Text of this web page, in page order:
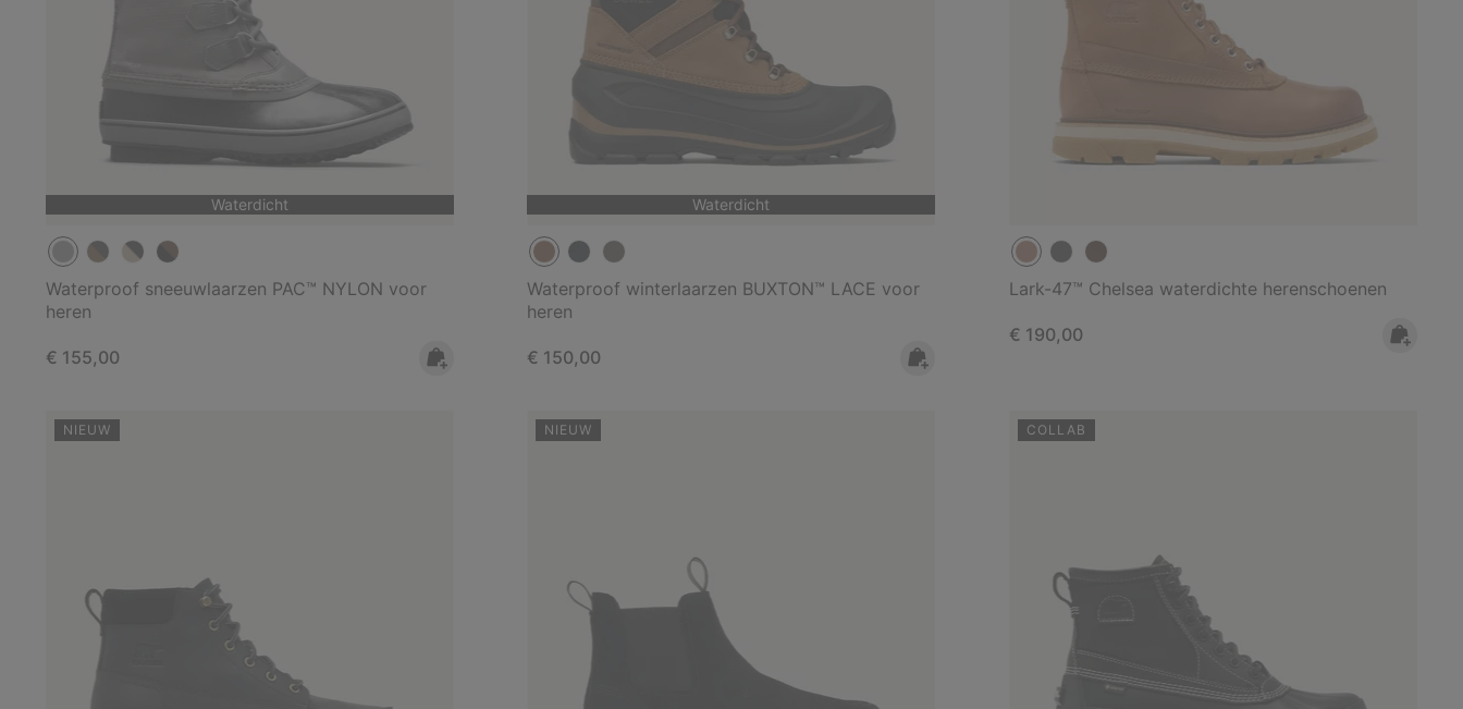
Waterdicht
Waterproof sneeuwlaarzen PAC™ NYLON voor
heren
Regular price:
€ 155,00
Waterdicht
Waterproof winterlaarzen BUXTON™ LACE voor
heren
Regular price:
€ 150,00
Lark-47™ Chelsea waterdichte herenschoenen
Regular price:
€ 190,00
NIEUW NIEUW COLLAB